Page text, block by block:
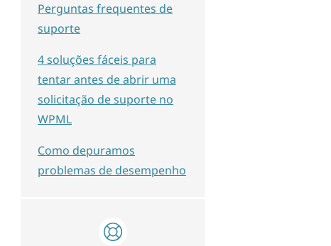
Perguntas frequentes de
suporte
4 soluções fáceis para
tentar antes de abrir uma
solicitação de suporte no
WPML
Como depuramos
problemas de desempenho